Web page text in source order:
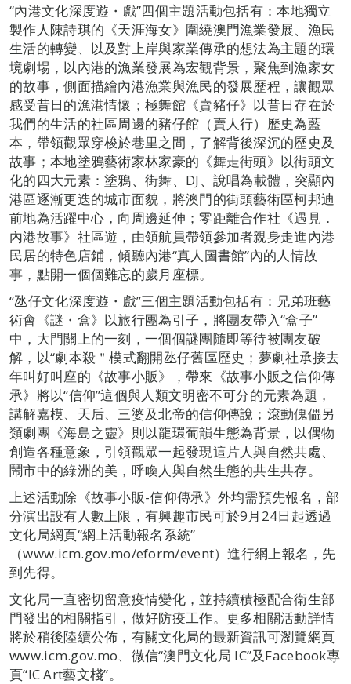
“內港文化深度遊・戲”四個主題活動包括有：本地獨立
製作人陳詩琪的《天涯海女》圍繞澳門漁業發展、漁民
生活的轉變、以及對上岸與家業傳承的想法為主題的環
境劇場，以內港的漁業發展為宏觀背景，聚焦到漁家女
的故事，側面描繪內港漁業與漁民的發展歷程，讓觀眾
感受昔日的漁港情懷；極舞館《賣豬仔》以昔日存在於
我們的生活的社區周邊的豬仔館（賣人行）歷史為藍
本，帶領觀眾穿梭於巷里之間，了解背後深沉的歷史及
故事；本地塗鴉藝術家林家豪的《舞走街頭》以街頭文
化的四大元素：塗鴉、街舞、DJ、說唱為載體，突顯內
港區逐漸更迭的城市面貌，將澳門的街頭藝術區柯邦迪
前地為活躍中心，向周邊延伸；零距離合作社《遇見．
內港故事》社區遊，由領航員帶領參加者親身走進內港
民居的特色店鋪，傾聽內港“真人圖書館”內的人情故
事，點開一個個難忘的歲月座標。
“氹仔文化深度遊・戲”三個主題活動包括有：兄弟班藝
術會《謎・盒》以旅行團為引子，將團友帶入“盒子”
中，大門關上的一刻，一個個謎團隨即等待被團友破
解，以“劇本殺＂模式翻開氹仔舊區歷史；夢劇社承接去
年叫好叫座的《故事小販》，帶來《故事小販之信仰傳
承》將以“信仰”這個與人類文明密不可分的元素為題，
講解嘉模、天后、三婆及北帝的信仰傳說；滾動傀儡另
類劇團《海島之靈》則以龍環葡韻生態為背景，以偶物
創造各種意象，引領觀眾一起發現這片人與自然共處、
鬧市中的綠洲的美，呼喚人與自然生態的共生共存。
上述活動除《故事小販-信仰傳承》外均需預先報名，部
分演出設有人數上限，有興趣市民可於9月24日起透過
文化局網頁“網上活動報名系統”
（www.icm.gov.mo/eform/event）進行網上報名，先
到先得。
文化局一直密切留意疫情變化，並持續積極配合衛生部
門發出的相關指引，做好防疫工作。更多相關活動詳情
將於稍後陸續公佈，有關文化局的最新資訊可瀏覽網頁
www.icm.gov.mo、微信“澳門文化局 IC”及Facebook專
頁“IC Art藝文棧”。